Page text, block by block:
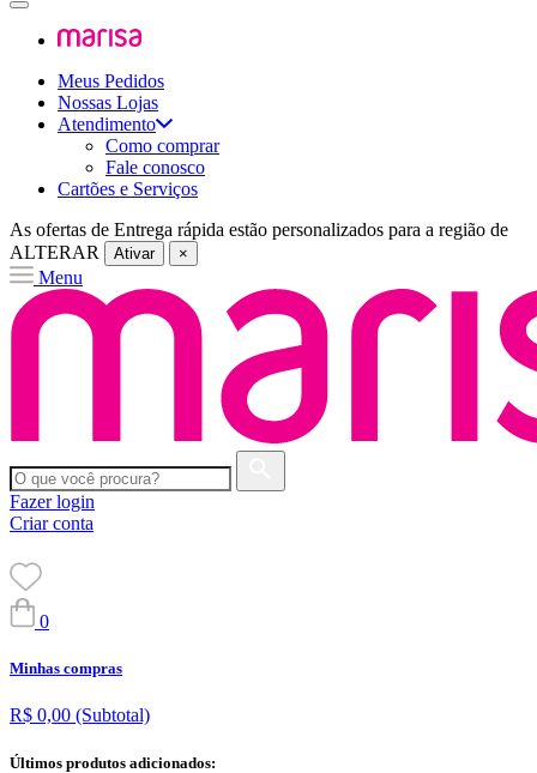
Meus Pedidos
Nossas Lojas
Atendimento
Como comprar
Fale conosco
Cartões e Serviços
As ofertas de Entrega rápida estão personalizados para a região de
ALTERAR
Ativar ×
Menu
Fazer login
Criar conta
0
Minhas compras
R$ 0,00 (Subtotal)
Últimos produtos adicionados: